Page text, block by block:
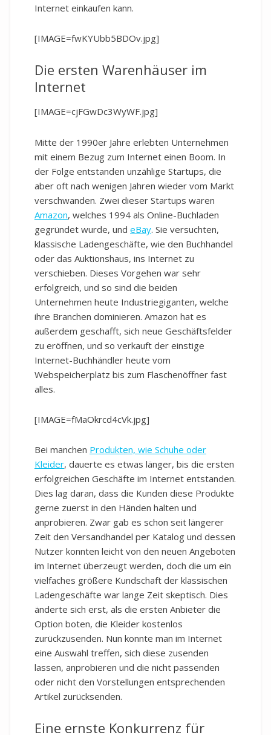
Internet einkaufen kann.
[IMAGE=fwKYUbb5BDOv.jpg]
Die ersten Warenhäuser im
Internet
[IMAGE=cjFGwDc3WyWF.jpg]
Mitte der 1990er Jahre erlebten Unternehmen
mit einem Bezug zum Internet einen Boom. In
der Folge entstanden unzählige Startups, die
aber oft nach wenigen Jahren wieder vom Markt
verschwanden. Zwei dieser Startups waren
Amazon, welches 1994 als Online-Buchladen
gegründet wurde, und eBay. Sie versuchten,
klassische Ladengeschäfte, wie den Buchhandel
oder das Auktionshaus, ins Internet zu
verschieben. Dieses Vorgehen war sehr
erfolgreich, und so sind die beiden
Unternehmen heute Industriegiganten, welche
ihre Branchen dominieren. Amazon hat es
außerdem geschafft, sich neue Geschäftsfelder
zu eröffnen, und so verkauft der einstige
Internet-Buchhändler heute vom
Webspeicherplatz bis zum Flaschenöffner fast
alles.
[IMAGE=fMaOkrcd4cVk.jpg]
Bei manchen Produkten, wie Schuhe oder
Kleider, dauerte es etwas länger, bis die ersten
erfolgreichen Geschäfte im Internet entstanden.
Dies lag daran, dass die Kunden diese Produkte
gerne zuerst in den Händen halten und
anprobieren. Zwar gab es schon seit längerer
Zeit den Versandhandel per Katalog und dessen
Nutzer konnten leicht von den neuen Angeboten
im Internet überzeugt werden, doch die um ein
vielfaches größere Kundschaft der klassischen
Ladengeschäfte war lange Zeit skeptisch. Dies
änderte sich erst, als die ersten Anbieter die
Option boten, die Kleider kostenlos
zurückzusenden. Nun konnte man im Internet
eine Auswahl treffen, sich diese zusenden
lassen, anprobieren und die nicht passenden
oder nicht den Vorstellungen entsprechenden
Artikel zurücksenden.
Eine ernste Konkurrenz für